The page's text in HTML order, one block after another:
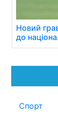
Спорт
Новий
до